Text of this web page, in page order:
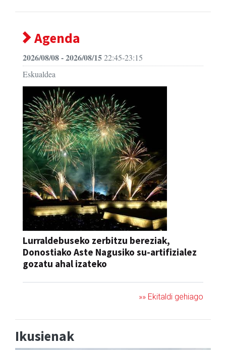
Agenda
2026/08/08 - 2026/08/1522:45-23:15
Eskualdea
Lurraldebuseko zerbitzu bereziak,
Donostiako Aste Nagusiko su-artifizialez
gozatu ahal izateko
»» Ekitaldi gehiago
Ikusienak